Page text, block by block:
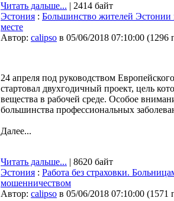
Читать дальше... | 2414 байт
Эстония : Большинство жителей Эстонии
месте
Автор: calipso в 05/06/2018 07:10:00 (1296
24 апреля под руководством
стартовал двухгодичный проект, цель
вещества в рабочей среде. Особое
большинства профессиональных
Далее...
Читать дальше... | 8620 байт
Эстония : Работа без страховки.
мошенничеством
Автор: calipso в 05/06/2018 07:10:00 (1571